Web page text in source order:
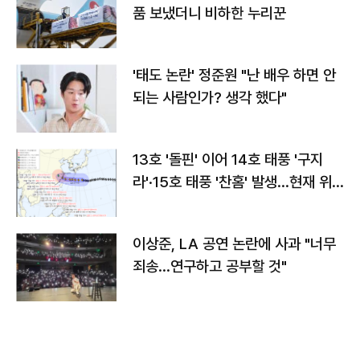
품 보냈더니 비하한 누리꾼
'태도 논란' 정준원 "난 배우 하면 안
되는 사람인가? 생각 했다"
13호 '돌핀' 이어 14호 태풍 '구지
라'·15호 태풍 '찬홈' 발생…현재 위
이상준, LA 공연 논란에 사과 "너무
죄송…연구하고 공부할 것"